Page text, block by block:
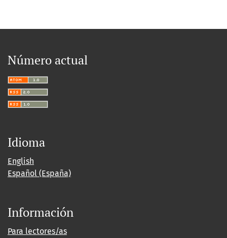
Número actual
Idioma
English
Español (España)
Información
Para lectores/as